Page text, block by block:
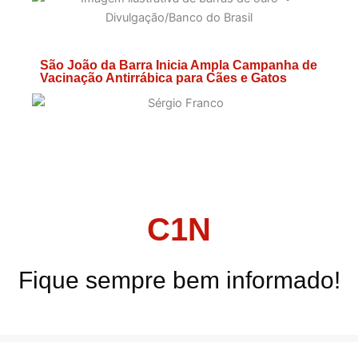
São João da Barra Inicia Ampla Campanha de
Vacinação Antirrábica para Cães e Gatos
C1N
Fique sempre bem informado!